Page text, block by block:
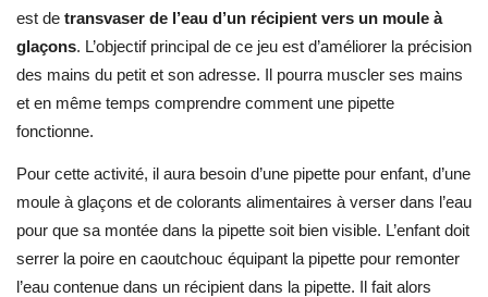
est de transvaser de l’eau d’un récipient vers un moule à
glaçons. L’objectif principal de ce jeu est d’améliorer la précision
des mains du petit et son adresse. Il pourra muscler ses mains
et en même temps comprendre comment une pipette
fonctionne.
Pour cette activité, il aura besoin d’une pipette pour enfant, d’une
moule à glaçons et de colorants alimentaires à verser dans l’eau
pour que sa montée dans la pipette soit bien visible. L’enfant doit
serrer la poire en caoutchouc équipant la pipette pour remonter
l’eau contenue dans un récipient dans la pipette. Il fait alors